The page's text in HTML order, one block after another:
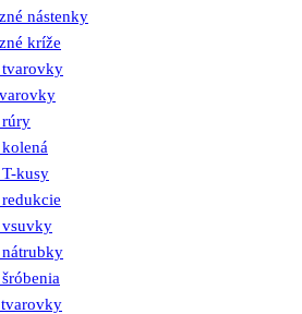
nástenky
kríže
tvarovky
rúry
kusy
vsuvky